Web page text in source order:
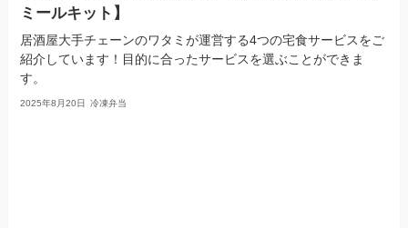
ミールキット】
居酒屋大手チェーンのワタミが運営する4つの宅食サービスをご
紹介しています！目的に合ったサービスを選ぶことができま
す。
2025年8月20日 冷凍弁当